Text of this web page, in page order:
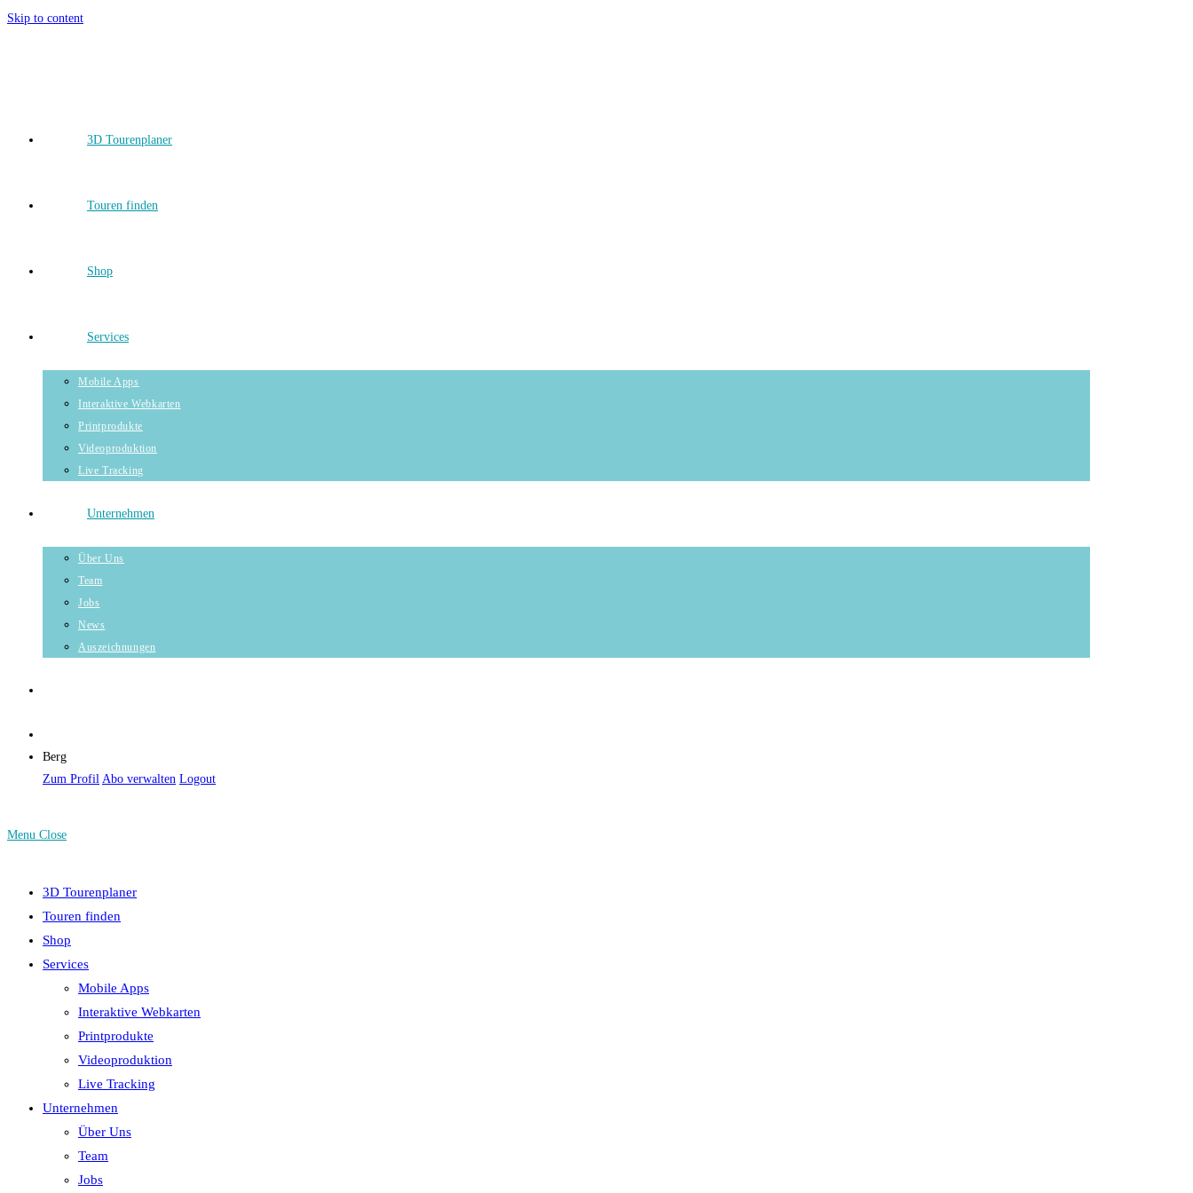
Skip to content
3D Tourenplaner
Touren finden
Shop
Services
Mobile Apps
Interaktive Webkarten
Printprodukte
Videoproduktion
Live Tracking
Unternehmen
Über Uns
Team
Jobs
News
Auszeichnungen
Berg
Zum Profil Abo verwalten Logout
Menu Close
3D Tourenplaner
Touren finden
Shop
Services
Mobile Apps
Interaktive Webkarten
Printprodukte
Videoproduktion
Live Tracking
Unternehmen
Über Uns
Team
Jobs